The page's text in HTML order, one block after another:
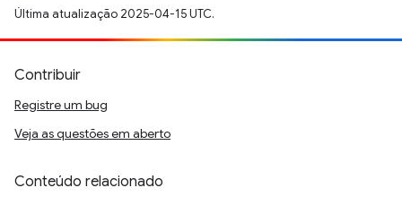
Última atualização 2025-04-15 UTC.
Contribuir
Registre um bug
Veja as questões em aberto
Conteúdo relacionado